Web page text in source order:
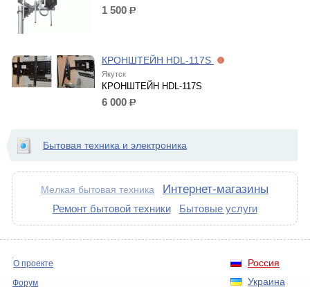
1 500 р.
КРОНШТЕЙН HDL-117S
Якутск
КРОНШТЕЙН HDL-117S
6 000 р.
Бытовая техника и электроника
Мелкая бытовая техника Интернет-магазины
Ремонт бытовой техники Бытовые услуги
Россия
Украина
О проекте
Форум